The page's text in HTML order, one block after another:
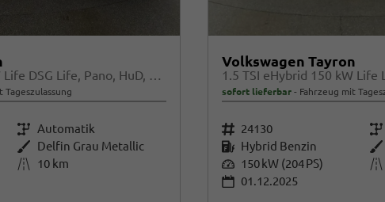
1.5 TSI eHybrid 150 kW Life DSG Life, Pano, HuD, AHK, LED-Plus, Navi, 18-Zoll, 5-J Garantie
Tageszulassung
GetriebeAutomatik
Außenfarbe Delfin Grau Metallic
Kilometerstand
10 km
Volkswagen Tayron
sofort lieferbar Fahrzeug mit
Fahrzeugnr. 24130
Kraftstoff Hybrid Benzin Außenfarbe
Leistung 150 kW (204 PS) Kilometerstand
01.12.2025